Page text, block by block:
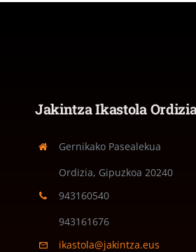
Jakintza Ikastola
Gernikako Pasealekua
Ordizia, Gipuzkoa 20240
943160540
943161676
ikastola@jakintza.eus